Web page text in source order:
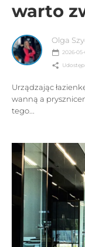
warto
Olga
2026-
Urządzając
wanną a
tego...